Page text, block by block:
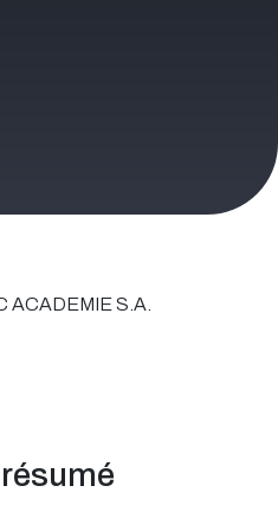
ACADEMIE S.A.